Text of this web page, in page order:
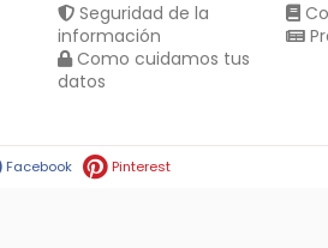
Seguridad de la
información
Como cuidamos tus
datos
Facebook Pinterest